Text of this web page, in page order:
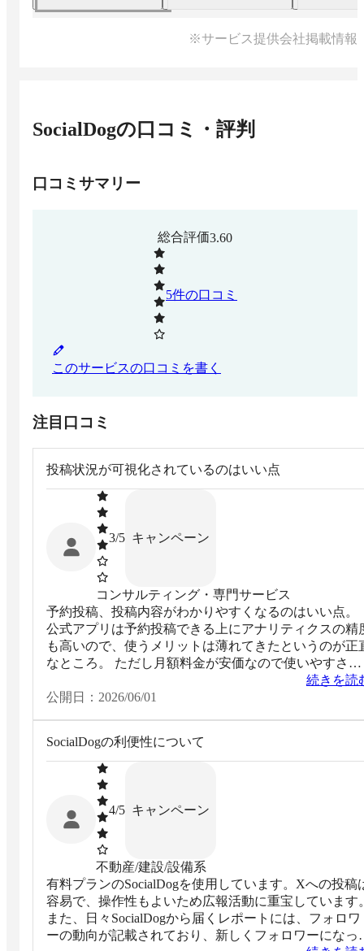
※サービス提供会社掲載情報
SocialDogの口コミ・評判
口コミサマリー
総合評価3.60
5件の口コミ
このサービスの口コミを書く
注目口コミ
投稿状況が可視化されているのはいい点
3/5 キャンペーン
コンサルティング・専門サービス
予約投稿、投稿内容がわかりやすくなるのはいい点。
公式アプリは予約投稿できる上にアナリティクスの精
も高いので、使うメリットは薄れてきたというのが正
なところ。 ただし月額料金が安価なので使いやすさの
続きを読
公開日： 2026/06/01
SocialDogの利便性について
4/5 キャンペーン
不動産/建設/設備系
有料プランのSocialDogを使用しています。Xへの投稿
容易で、操作性もよいため広報活動に重宝しています
また、日々SocialDogから届くレポートには、フォロワ
ーの動向が記載されており、新しくフォロワーになっ